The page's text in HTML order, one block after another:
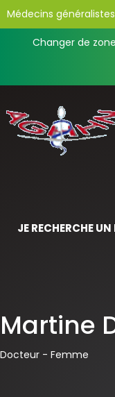
Médecins généralistes
Changer de
JE RECHERCHE
Martine
Docteur - Femme